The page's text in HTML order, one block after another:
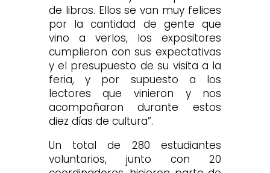
de libros. Ellos se van muy felices
por la cantidad de gente que
vino a verlos, los expositores
cumplieron con sus expectativas
y el presupuesto de su visita a la
feria, y por supuesto a los
lectores que vinieron y nos
acompañaron durante estos
diez días de cultura”.
Un total de 280 estudiantes
voluntarios, junto con 20